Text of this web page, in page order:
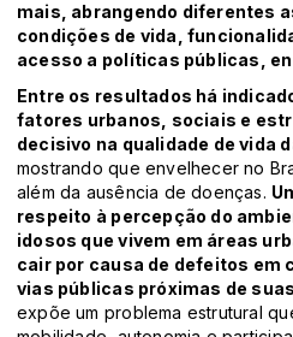
mais, abrangendo diferentes
condições de vida,
acesso a políticas públicas,
Entre os resultados há
fatores urbanos, sociais e
decisivo na qualidade de vida
mostrando que envelhecer no
além da ausência de doenças.
respeito à percepção do
idosos que vivem em áreas
cair por causa de defeitos em
vias públicas próximas de
expõe um problema estrutural